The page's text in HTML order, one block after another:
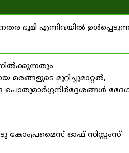
ഭൂമി എന്നിവയിൽ ഉൾപ്പെടുന്ന
മുറിച്ചുമാറ്റൽ,
കോംപ്രമൈസ് ഓഫ് സിസ്റ്റംസ്